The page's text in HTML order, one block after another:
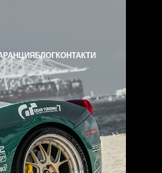
БЛОГКОНТАКТИ